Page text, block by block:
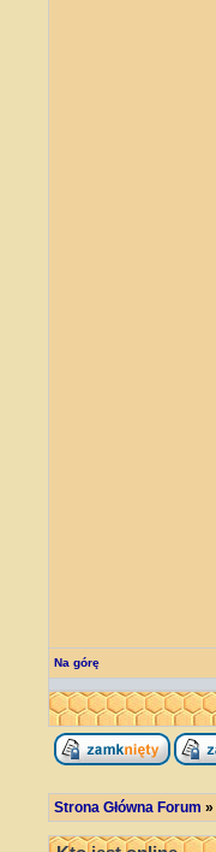
Na górę
Strona Główna Forum »